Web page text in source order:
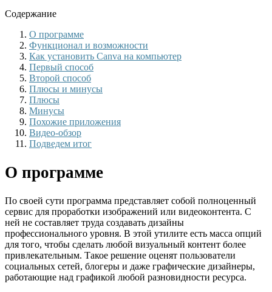
Содержание
О программе
Функционал и возможности
Как установить Canva на компьютер
Первый способ
Второй способ
Плюсы и минусы
Плюсы
Минусы
Похожие приложения
Видео-обзор
Подведем итог
О программе
По своей сути программа представляет собой полноценный
сервис для проработки изображений или видеоконтента. С
ней не составляет труда создавать дизайны
профессионального уровня. В этой утилите есть масса опций
для того, чтобы сделать любой визуальный контент более
привлекательным. Такое решение оценят пользователи
социальных сетей, блогеры и даже графические дизайнеры,
работающие над графикой любой разновидности ресурса.